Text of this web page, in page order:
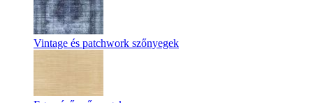
Vintage és patchwork szőnyegek